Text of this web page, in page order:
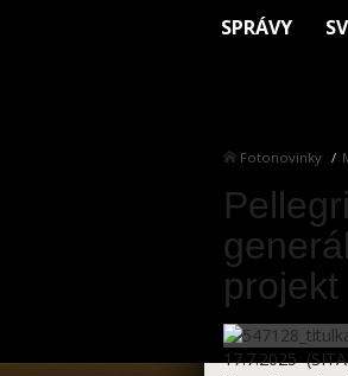
SPRÁVY
Fotonovinky
17.7.2025